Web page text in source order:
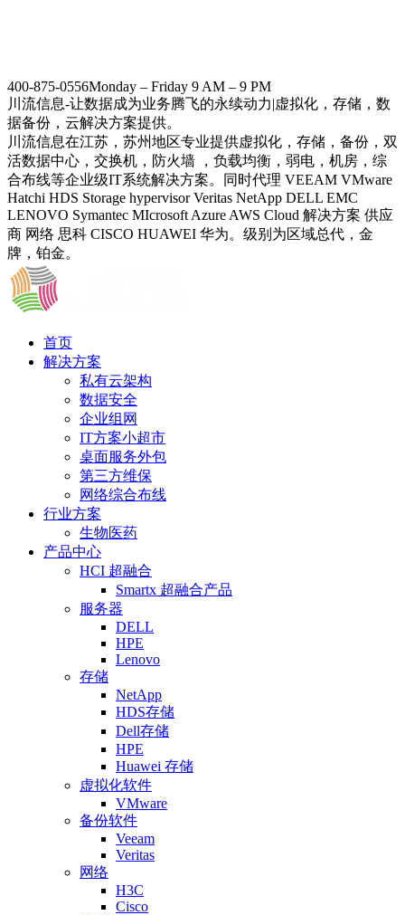
400-875-0556Monday – Friday 9 AM – 9 PM
川流信息-让数据成为业务腾飞的永续动力|虚拟化，存储，数
据备份，云解决方案提供。
川流信息在江苏，苏州地区专业提供虚拟化，存储，备份，双
活数据中心，交换机，防火墙 ，负载均衡，弱电，机房，综
合布线等企业级IT系统解决方案。同时代理 VEEAM VMware
Hatchi HDS Storage hypervisor Veritas NetApp DELL EMC
LENOVO Symantec MIcrosoft Azure AWS Cloud 解决方案 供应
商 网络 思科 CISCO HUAWEI 华为。级别为区域总代，金
牌，铂金。
首页
解决方案
私有云架构
数据安全
企业组网
IT方案小超市
桌面服务外包
第三方维保
网络综合布线
行业方案
生物医药
产品中心
HCI 超融合
Smartx 超融合产品
服务器
DELL
HPE
Lenovo
存储
NetApp
HDS存储
Dell存储
HPE
Huawei 存储
虚拟化软件
VMware
备份软件
Veeam
Veritas
网络
H3C
Cisco